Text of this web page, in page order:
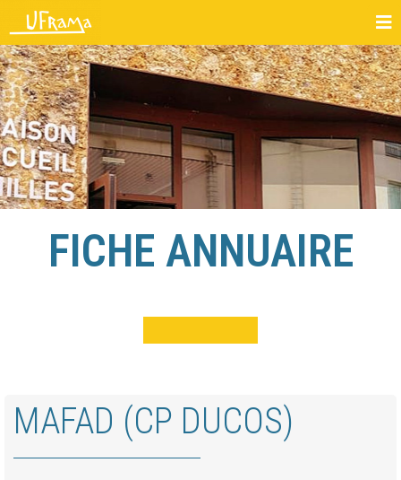
FICHE ANNUAIRE
MAFAD (CP DUCOS)